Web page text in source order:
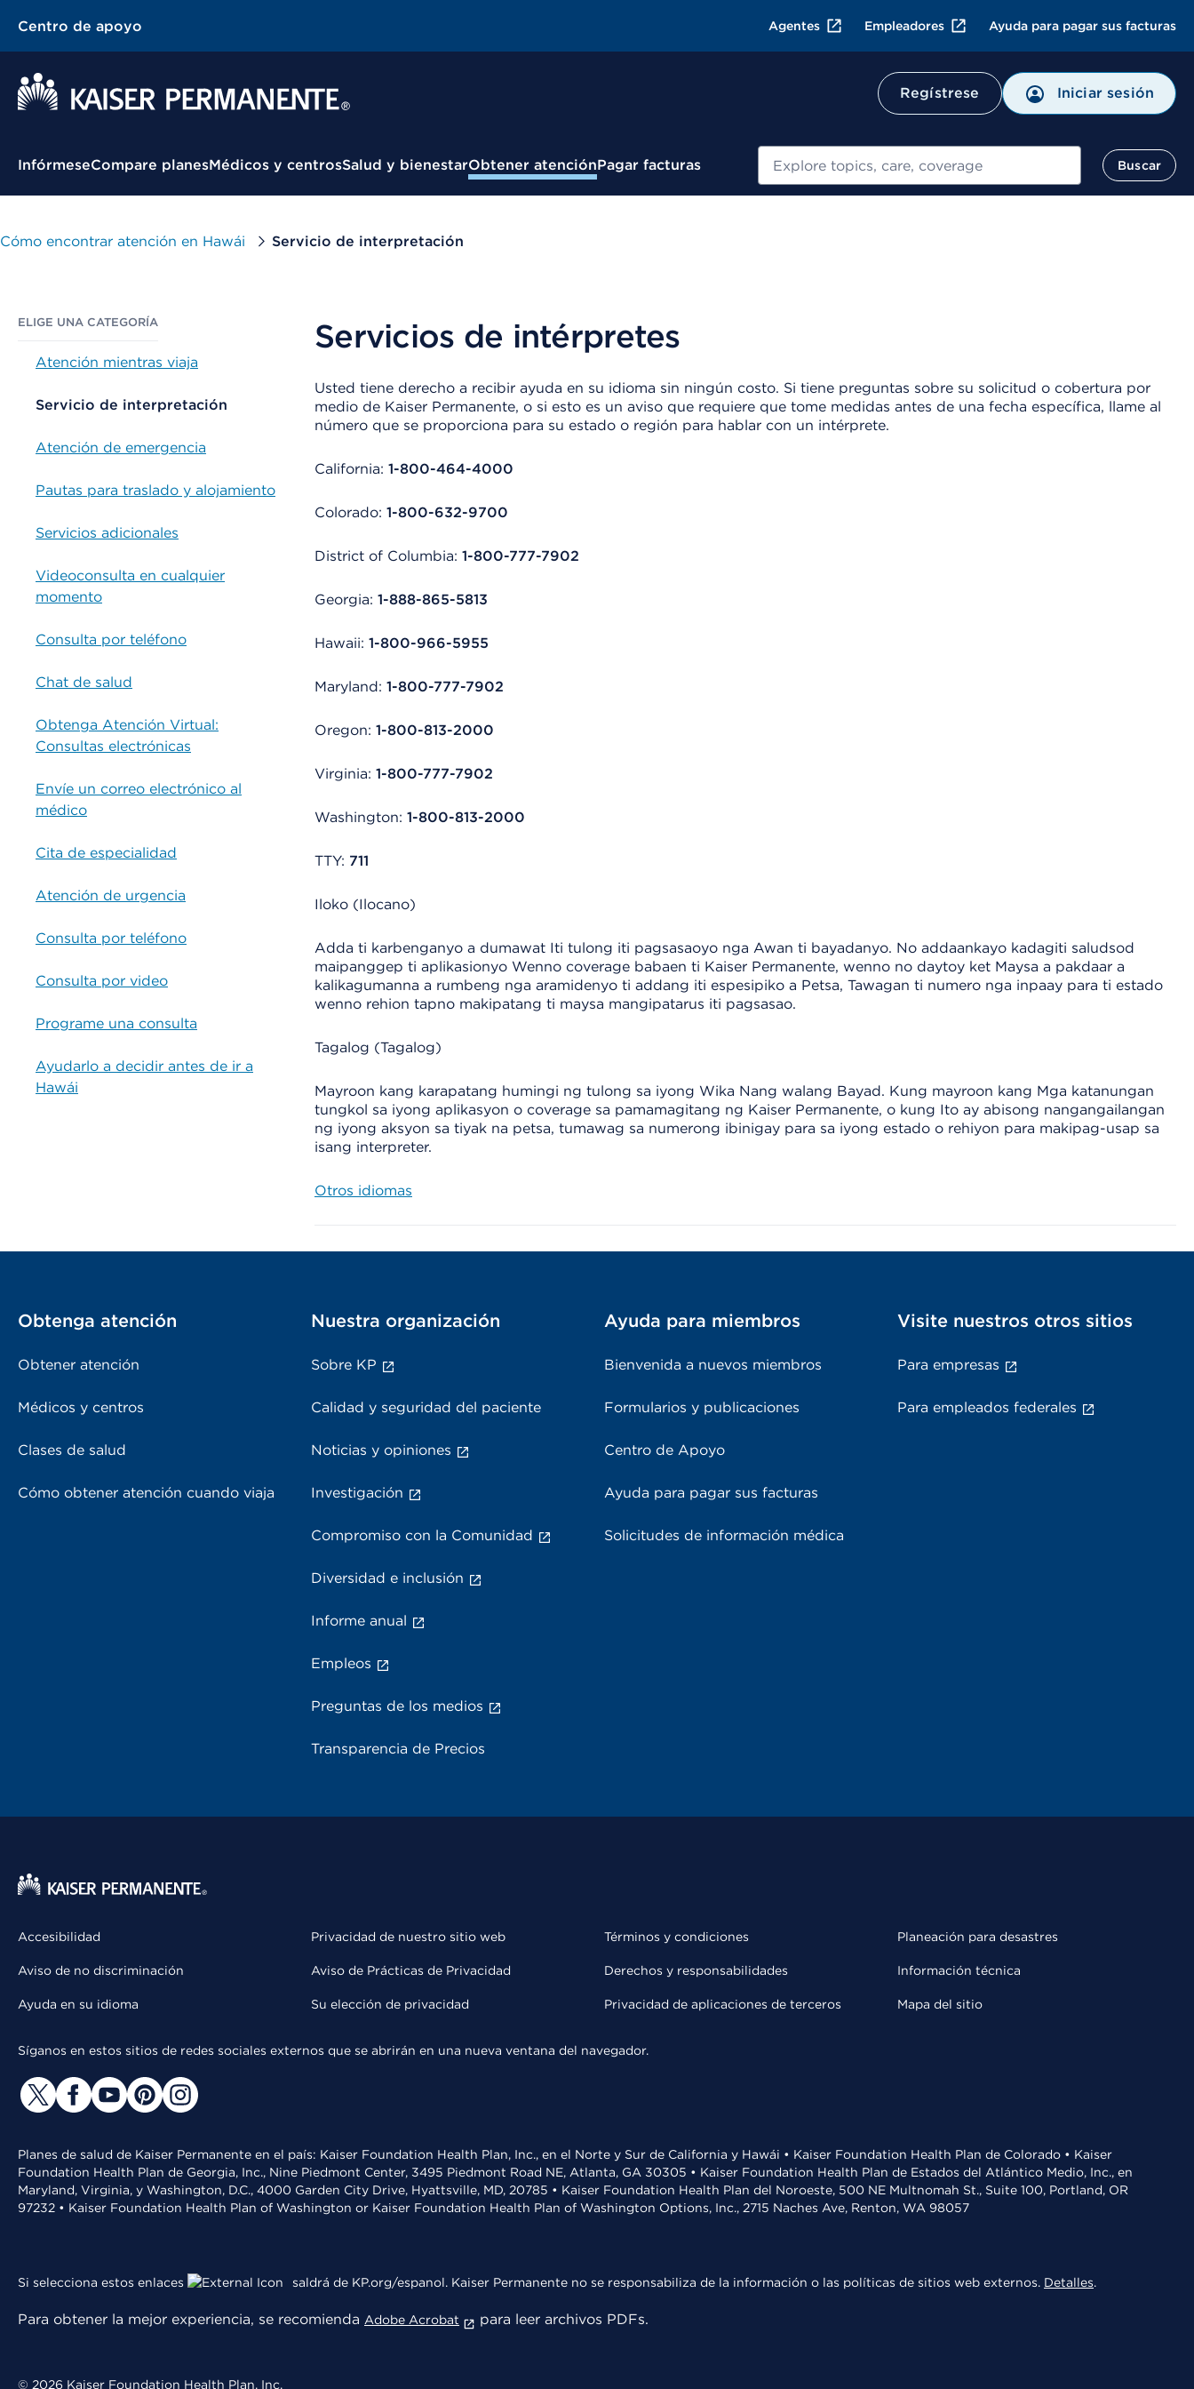
Centro de apoyo Agentes Empleadores Ayuda para pagar sus facturas
Regístrese Iniciar sesión
Menú contextual
InfórmeseCompare planesMédicos y centrosSalud y bienestarObtener atenciónPagar facturas Buscar
Cómo encontrar atención en Hawái Servicio de interpretación
ELIGE UNA CATEGORÍA
Atención mientras viaja
Servicio de interpretación
Atención de emergencia
Pautas para traslado y alojamiento
Servicios adicionales
Videoconsulta en cualquier
momento
Consulta por teléfono
Chat de salud
Obtenga Atención Virtual:
Consultas electrónicas
Envíe un correo electrónico al
médico
Cita de especialidad
Atención de urgencia
Consulta por teléfono
Consulta por video
Programe una consulta
Ayudarlo a decidir antes de ir a
Hawái
Servicios de intérpretes
Usted tiene derecho a recibir ayuda en su idioma sin ningún costo. Si tiene preguntas sobre su solicitud o cobertura por
medio de Kaiser Permanente, o si esto es un aviso que requiere que tome medidas antes de una fecha específica, llame al
número que se proporciona para su estado o región para hablar con un intérprete.
California: 1-800-464-4000
Colorado: 1-800-632-9700
District of Columbia: 1-800-777-7902
Georgia: 1-888-865-5813
Hawaii: 1-800-966-5955
Maryland: 1-800-777-7902
Oregon: 1-800-813-2000
Virginia: 1-800-777-7902
Washington: 1-800-813-2000
TTY: 711
Iloko (Ilocano)
Adda ti karbenganyo a dumawat Iti tulong iti pagsasaoyo nga Awan ti bayadanyo. No addaankayo kadagiti saludsod
maipanggep ti aplikasionyo Wenno coverage babaen ti Kaiser Permanente, wenno no daytoy ket Maysa a pakdaar a
kalikagumanna a rumbeng nga aramidenyo ti addang iti espesipiko a Petsa, Tawagan ti numero nga inpaay para ti estado
wenno rehion tapno makipatang ti maysa mangipatarus iti pagsasao.
Tagalog (Tagalog)
Mayroon kang karapatang humingi ng tulong sa iyong Wika Nang walang Bayad. Kung mayroon kang Mga katanungan
tungkol sa iyong aplikasyon o coverage sa pamamagitang ng Kaiser Permanente, o kung Ito ay abisong nangangailangan
ng iyong aksyon sa tiyak na petsa, tumawag sa numerong ibinigay para sa iyong estado o rehiyon para makipag-usap sa
isang interpreter.
Otros idiomas
Obtenga atención
Obtener atención
Médicos y centros
Clases de salud
Cómo obtener atención cuando viaja
Nuestra organización
Sobre KP
Calidad y seguridad del paciente
Noticias y opiniones
Investigación
Compromiso con la Comunidad
Diversidad e inclusión
Informe anual
Empleos
Preguntas de los medios
Transparencia de Precios
Ayuda para miembros
Bienvenida a nuevos miembros
Formularios y publicaciones
Centro de Apoyo
Ayuda para pagar sus facturas
Solicitudes de información médica
Visite nuestros otros sitios
Para empresas
Para empleados federales
Accesibilidad
Aviso de no discriminación
Ayuda en su idioma
Privacidad de nuestro sitio web
Aviso de Prácticas de Privacidad
Su elección de privacidad
Términos y condiciones
Derechos y responsabilidades
Privacidad de aplicaciones de terceros
Planeación para desastres
Información técnica
Mapa del sitio
Síganos en estos sitios de redes sociales externos que se abrirán en una nueva ventana del navegador.
Planes de salud de Kaiser Permanente en el país: Kaiser Foundation Health Plan, Inc., en el Norte y Sur de California y Hawái • Kaiser Foundation Health Plan de Colorado • Kaiser
Foundation Health Plan de Georgia, Inc., Nine Piedmont Center, 3495 Piedmont Road NE, Atlanta, GA 30305 • Kaiser Foundation Health Plan de Estados del Atlántico Medio, Inc., en
Maryland, Virginia, y Washington, D.C., 4000 Garden City Drive, Hyattsville, MD, 20785 • Kaiser Foundation Health Plan del Noroeste, 500 NE Multnomah St., Suite 100, Portland, OR
97232 • Kaiser Foundation Health Plan of Washington or Kaiser Foundation Health Plan of Washington Options, Inc., 2715 Naches Ave, Renton, WA 98057
Si selecciona estos enlaces saldrá de KP.org/espanol. Kaiser Permanente no se responsabiliza de la información o las políticas de sitios web externos. Detalles.
Para obtener la mejor experiencia, se recomienda Adobe Acrobat para leer archivos PDFs.
© 2026 Kaiser Foundation Health Plan, Inc.